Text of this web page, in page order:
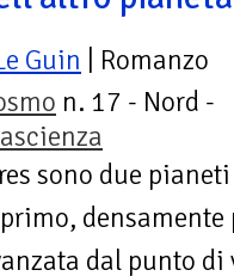
Guin | Romanzo
n. 17 - Nord -
sono due
densamente
dal punto di